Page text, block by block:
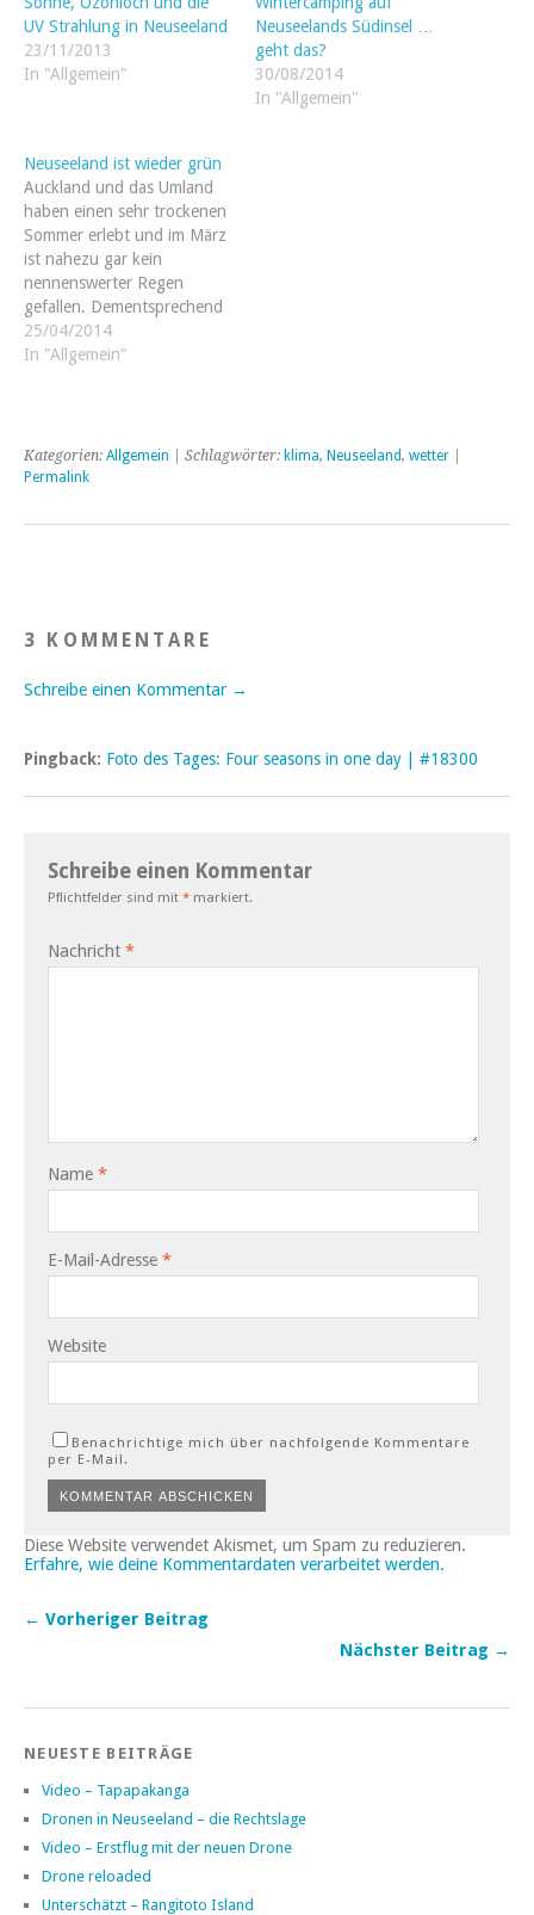
UV Strahlung in Neuseeland
23/11/2013
In "Allgemein"
Neuseelands Südinsel …
geht das?
30/08/2014
In "Allgemein"
Neuseeland ist wieder grün
Auckland und das Umland
haben einen sehr trockenen
Sommer erlebt und im März
ist nahezu gar kein
nennenswerter Regen
gefallen. Dementsprechend
war das Umland untypisch
braun und die lokalen
dann zwei sehr ergiebige
Regentage (70mm!). Die
25/04/2014
In "Allgemein"
Kategorien: Allgemein | Schlagwörter: klima, Neuseeland, wetter
Permalink
3 KOMMENTARE
Schreibe einen Kommentar →
Pingback: Foto des Tages: Four seasons in one day | #18300
Schreibe einen Kommentar
Pflichtfelder sind mit * markiert.
Nachricht *
Name *
E-Mail-Adresse *
Website
Benachrichtige mich über nachfolgende Kommentare
per E-Mail.
Diese Website verwendet Akismet, um Spam zu reduzieren.
Erfahre, wie deine Kommentardaten verarbeitet werden.
← Vorheriger Beitrag
Nächster Beitrag →
NEUESTE BEITRÄGE
Video – Tapapakanga
Dronen in Neuseeland – die Rechtslage
Video – Erstflug mit der neuen Drone
Drone reloaded
Unterschätzt – Rangitoto Island